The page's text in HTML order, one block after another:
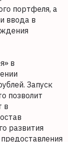
портфеля, а
ввода в
в
Запуск
позволит
в
развития